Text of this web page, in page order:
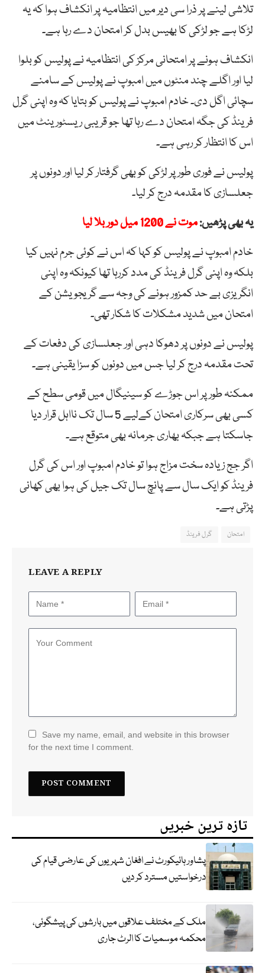
تلاشی لینے پر ذرا سی دیر میں انتظامیہ پر انکشاف ہوا کہ یہ
لڑکا ہے جو لڑکی کا بھیس بدل کر امتحان دے رہا ہے۔
انکشاف ہونے پر امتحانی مرکز کی انتظامیہ نے پولیس کو بلوا
لیا اور اگلے چند منٹوں میں امبوپ نے پولیس کے سامنے
سچائی اگل دی۔ خادم امبوپ نے پولیس کو بتایا کہ وہ اپنی گرل
فرینڈ کی جگہ امتحان دے رہا تھا جو قریبی ریسٹورینٹ میں
اس کا انتظار کر رہی ہے۔
پولیس نے فوری طور پر لڑکی کو بھی گرفتار کر لیا اور دونوں پر
جعلسازی کا مقدمہ درج کر لیا۔
یہ بھی پڑھیں:موت نے 1200 میل دور بلا لیا
خادم امبوپ نے پولیس کو کہا کہ اس نے کوئی جرم نہیں کیا
بلکہ وہ اپنی گرل فرینڈ کی مدد کررہا تھا کیونکہ وہ اپنی
انگریزی بے حد کمزور ہونے کی وجہ سے گریجویشن کے
امتحان میں شدید مشکلات کا شکار تھی۔
پولیس نے دونوں پر دھوکا دہی اور جعلسازی کی دفعات کے
تحت مقدمہ درج کر لیا جس میں دونوں کو سزا یقینی ہے۔
ممکنہ طور پر اس جوڑے کو سینیگال میں قومی سطح کے
کسی بھی سرکاری امتحان کےلیے 5 سال تک نااہل قرار دیا
جاسکتا ہے جبکہ بھاری جرمانہ بھی متوقع ہے۔
اگر جج زیادہ سخت مزاج ہوا تو خادم امبوپ اور اس کی گرل
فرینڈ کو ایک سال سے پانچ سال تک جیل کی ہوا بھی کھانی
پڑتی ہے۔
امتحان گرل فرینڈ
LEAVE A REPLY
Save my name, email, and website in this browser
for the next time I comment.
تازہ ترین خبریں
پشاور ہائیکورٹ نے افغان شہریوں کی عارضی قیام کی
درخواستیں مسترد کر دیں
ملک کے مختلف علاقوں میں بارشوں کی پیشگوئی،
محکمہ موسمیات کا الرٹ جاری